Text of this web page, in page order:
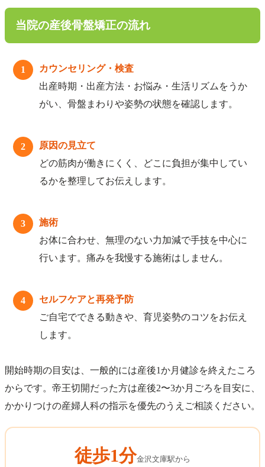
当院の産後骨盤矯正の流れ
1
カウンセリング・検査
出産時期・出産方法・お悩み・生活リズムをうか
がい、骨盤まわりや姿勢の状態を確認します。
2
原因の見立て
どの筋肉が働きにくく、どこに負担が集中してい
るかを整理してお伝えします。
3
施術
お体に合わせ、無理のない力加減で手技を中心に
行います。痛みを我慢する施術はしません。
4
セルフケアと再発予防
ご自宅でできる動きや、育児姿勢のコツをお伝え
します。
開始時期の目安は、一般的には産後1か月健診を終えたころ
からです。帝王切開だった方は産後2〜3か月ごろを目安に、
かかりつけの産婦人科の指示を優先のうえご相談ください。
徒歩1分金沢文庫駅から